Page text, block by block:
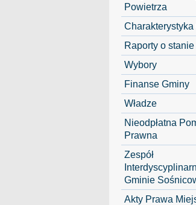
Powietrza
Charakterystyka
Raporty o
Wybory
Finanse Gminy
Władze
Nieodpłatna
Prawna
Zespół
Gminie
Akty Prawa